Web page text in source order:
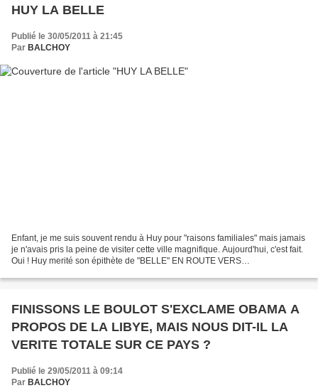
HUY LA BELLE
Publié le 30/05/2011 à 21:45
Par BALCHOY
Enfant, je me suis souvent rendu à Huy pour "raisons familiales" mais jamais
je n'avais pris la peine de visiter cette ville magnifique. Aujourd'hui, c'est fait.
Oui ! Huy merité son épithète de "BELLE" EN ROUTE VERS
FINISSONS LE BOULOT S'EXCLAME OBAMA A
PROPOS DE LA LIBYE, MAIS NOUS DIT-IL LA
VERITE TOTALE SUR CE PAYS ?
Publié le 29/05/2011 à 09:14
Par BALCHOY